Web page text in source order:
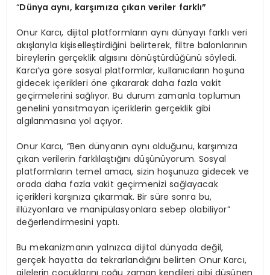
“Dünya aynı, karşımıza çıkan veriler farklı”
Onur Karcı, dijital platformların aynı dünyayı farklı veri
akışlarıyla kişiselleştirdiğini belirterek, filtre balonlarının
bireylerin gerçeklik algısını dönüştürdüğünü söyledi.
Karcı’ya göre sosyal platformlar, kullanıcıların hoşuna
gidecek içerikleri öne çıkararak daha fazla vakit
geçirmelerini sağlıyor. Bu durum zamanla toplumun
genelini yansıtmayan içeriklerin gerçeklik gibi
algılanmasına yol açıyor.
Onur Karcı, “Ben dünyanın aynı olduğunu, karşımıza
çıkan verilerin farklılaştığını düşünüyorum. Sosyal
platformların temel amacı, sizin hoşunuza gidecek ve
orada daha fazla vakit geçirmenizi sağlayacak
içerikleri karşınıza çıkarmak. Bir süre sonra bu,
illüzyonlara ve manipülasyonlara sebep olabiliyor”
değerlendirmesini yaptı.
Bu mekanizmanın yalnızca dijital dünyada değil,
gerçek hayatta da tekrarlandığını belirten Onur Karcı,